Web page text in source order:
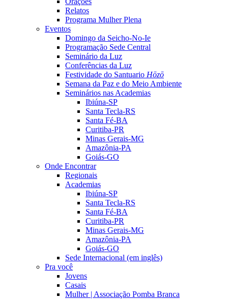
Relatos
Programa Mulher Plena
Eventos
Domingo da Seicho-No-Ie
Programação Sede Central
Seminário da Luz
Conferências da Luz
Festividade do Santuario Hōzō
Semana da Paz e do Meio Ambiente
Seminários nas Academias
Ibiúna-SP
Santa Tecla-RS
Santa Fé-BA
Curitiba-PR
Minas Gerais-MG
Amazônia-PA
Goiás-GO
Onde Encontrar
Regionais
Academias
Ibiúna-SP
Santa Tecla-RS
Santa Fé-BA
Curitiba-PR
Minas Gerais-MG
Amazônia-PA
Goiás-GO
Sede Internacional (em inglês)
Pra você
Jovens
Casais
Mulher | Associação Pomba Branca